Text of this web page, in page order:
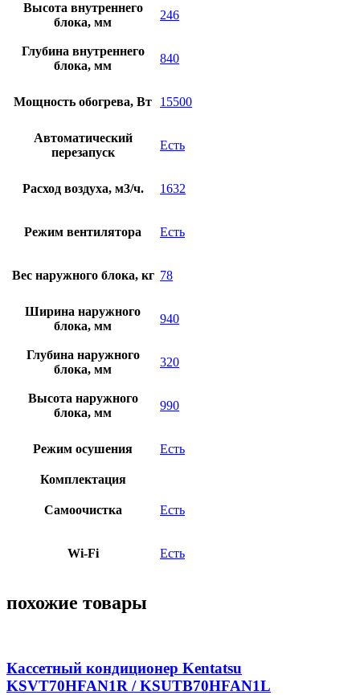
Высота внутреннего
блока, мм
246
Глубина внутреннего
блока, мм
840
Мощность обогрева, Вт 15500
Автоматический
перезапуск
Есть
Расход воздуха, м3/ч. 1632
Режим вентилятора Есть
Вес наружного блока, кг 78
Ширина наружного
блока, мм
940
Глубина наружного
блока, мм
320
Высота наружного
блока, мм
990
Режим осушения Есть
Комплектация
Самоочистка Есть
Wi-Fi Есть
похожие товары
Кассетный кондиционер Kentatsu
KSVT70HFAN1R / KSUTB70HFAN1L